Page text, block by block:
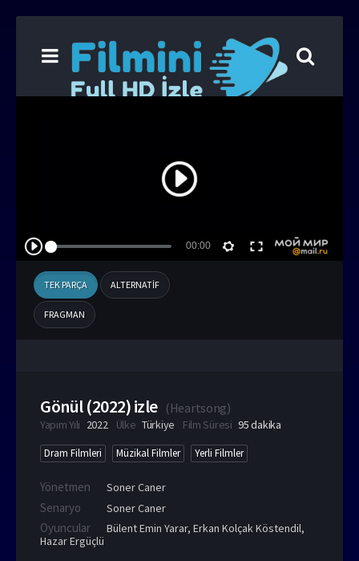
TEK PARÇA ALTERNATIF
FRAGMAN
Gönül (2022) izle (Heartsong)
Yapım Yılı 2022 Ülke Türkiye Film Süresi 95 dakika
Dram Filmleri Müzikal Filmler Yerli Filmler
Yönetmen Soner Caner
Senaryo Soner Caner
Oyuncular Bülent Emin Yarar, Erkan Kolçak Köstendil,
Hazar Ergüçlü